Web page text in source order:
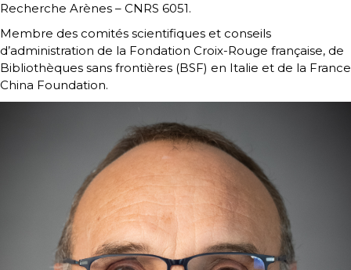
Recherche Arènes – CNRS 6051.
Membre des comités scientifiques et conseils
d’administration de la Fondation Croix-Rouge française, de
Bibliothèques sans frontières (BSF) en Italie et de la France
China Foundation.